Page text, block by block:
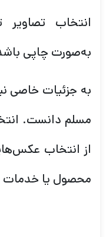
انتخاب تصاویر
به‌صورت چاپی
به جزئیات خاصی
مسلم دانست.
از انتخاب
محصول یا خدمات